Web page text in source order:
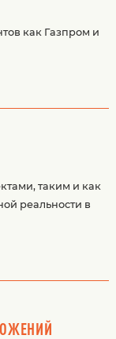
как Газпром и
таким и как
реальности в